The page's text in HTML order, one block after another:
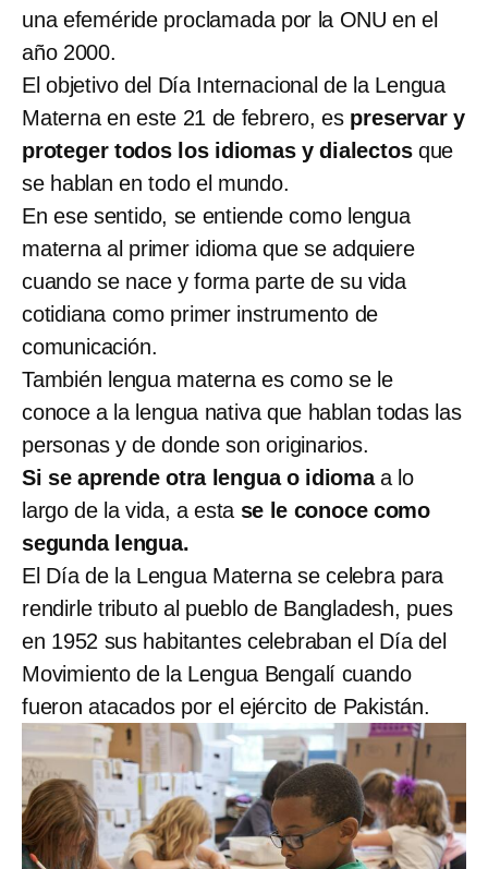
una efeméride proclamada por la ONU en el
año 2000.
El objetivo del Día Internacional de la Lengua
Materna en este 21 de febrero, es preservar y
proteger todos los idiomas y dialectos que
se hablan en todo el mundo.
En ese sentido, se entiende como lengua
materna al primer idioma que se adquiere
cuando se nace y forma parte de su vida
cotidiana como primer instrumento de
comunicación.
También lengua materna es como se le
conoce a la lengua nativa que hablan todas las
personas y de donde son originarios.
Si se aprende otra lengua o idiomaa lo
largo de la vida, a esta se le conoce como
segunda lengua.
El Día de la Lengua Materna se celebra para
rendirle tributo al pueblo de Bangladesh, pues
en 1952 sus habitantes celebraban el Día del
Movimiento de la Lengua Bengalí cuando
fueron atacados por el ejército de Pakistán.